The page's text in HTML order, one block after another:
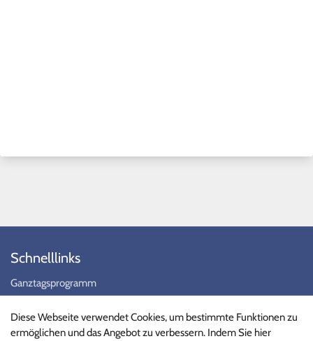
Schnelllinks
Ganztagsprogramm
FAQ
Diese Webseite verwendet Cookies, um bestimmte Funktionen zu
ermöglichen und das Angebot zu verbessern. Indem Sie hier